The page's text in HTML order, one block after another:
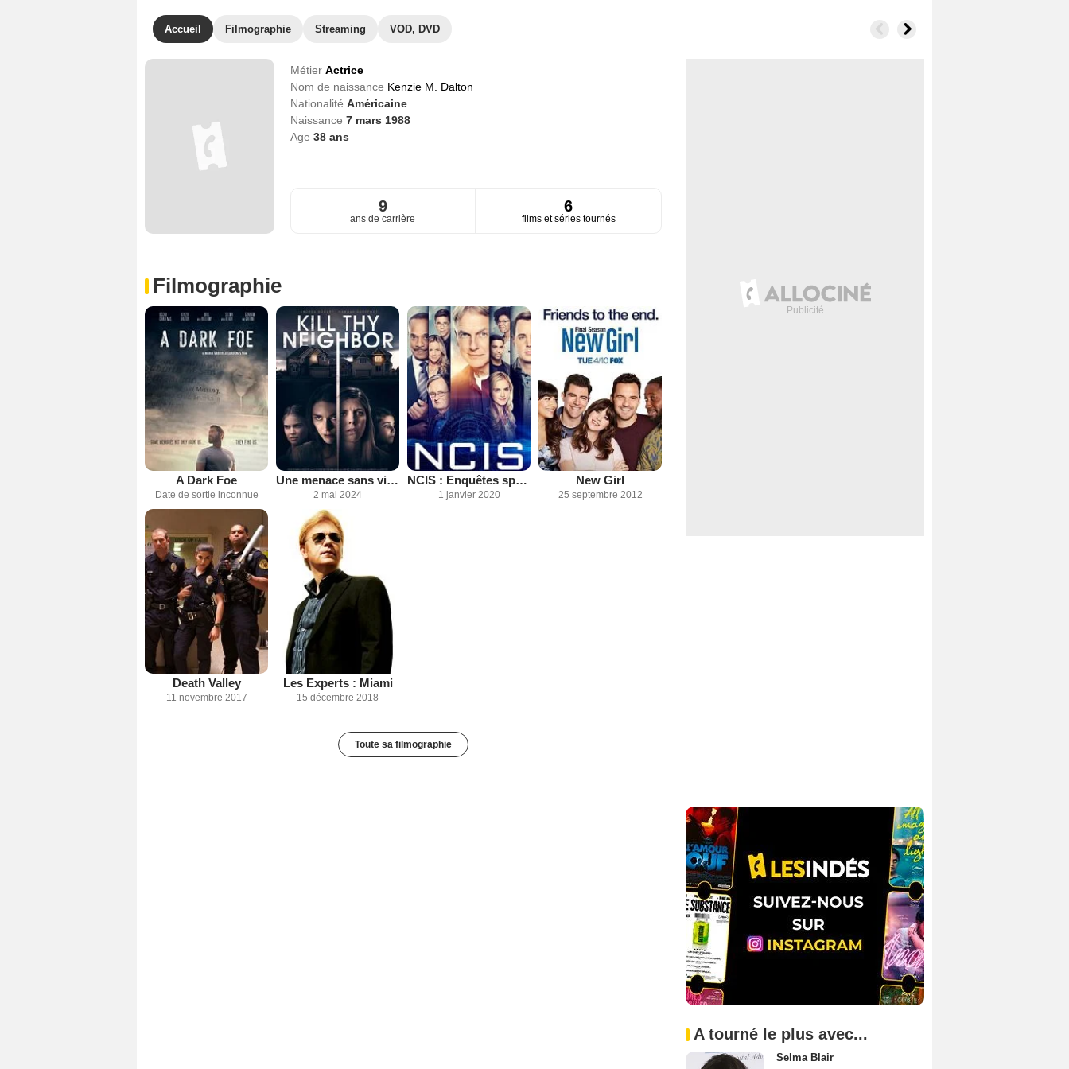
Accueil Filmographie Streaming VOD, DVD
Métier Actrice
Nom de naissance Kenzie M. Dalton
Nationalité Américaine
Naissance 7 mars 1988
Age 38ans
9
ans de carrière
6
films et séries tournés
Filmographie
A Dark Foe
Date de sortie inconnue
Une menace sans visage
2 mai 2024
NCIS : Enquêtes spéciales
1 janvier 2020
New Girl
25 septembre 2012
Death Valley
11 novembre 2017
Les Experts : Miami
15 décembre 2018
Toute sa filmographie
A tourné le plus avec...
Selma Blair